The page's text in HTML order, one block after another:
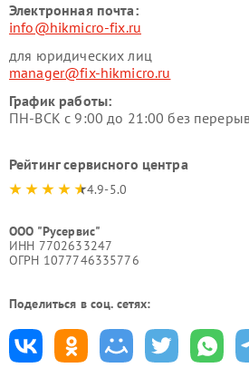
Электронная почта:
info@hikmicro-fix.ru
для юридических лиц
manager@fix-hikmicro.ru
График работы:
ПН-ВСК с 9:00 до 21:00 без
Рейтинг сервисного центра
4.9-5.0
ООО "Русервис"
ИНН 7702633247
ОГРН 1077746335776
Поделиться в соц. сетях: